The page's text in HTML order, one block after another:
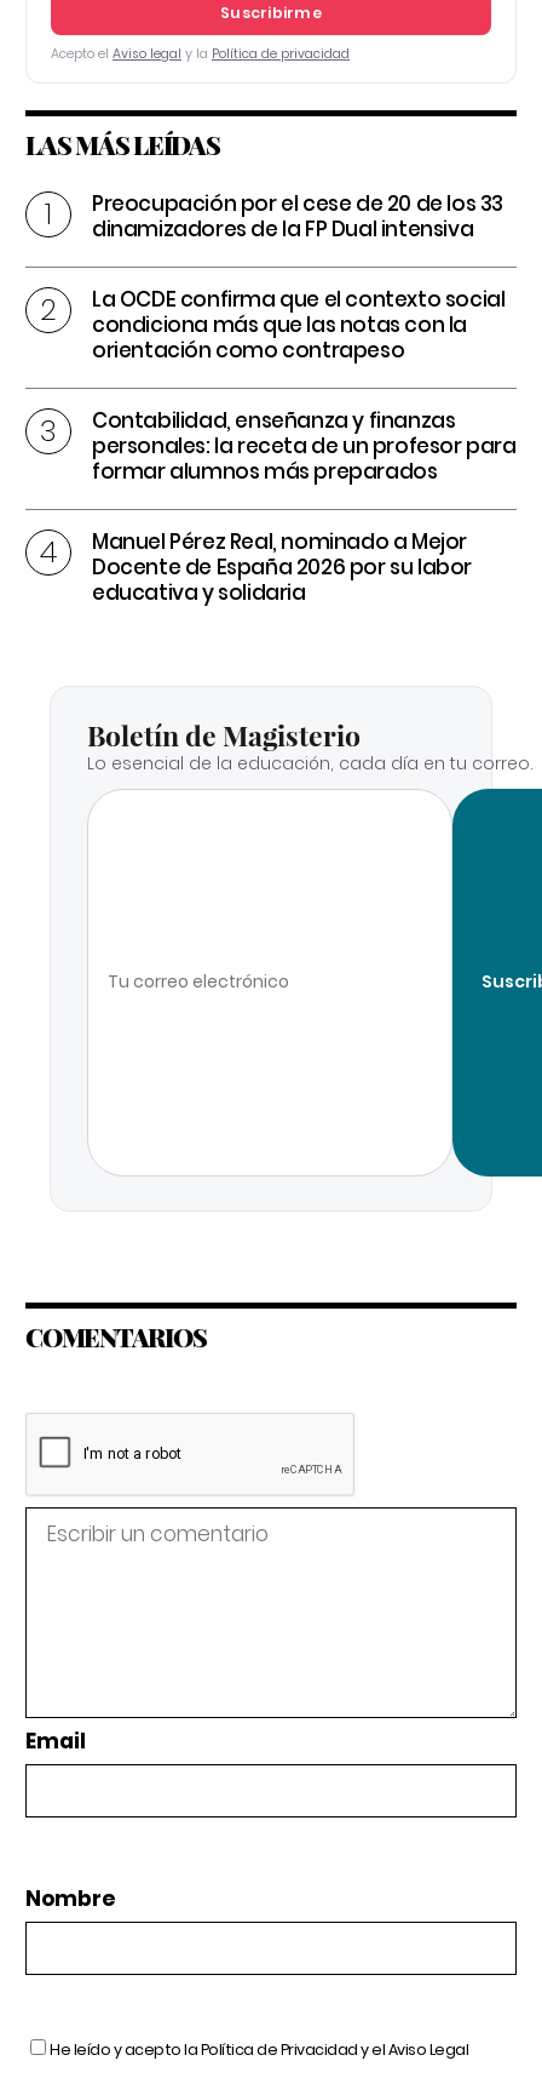
Suscribirme
Acepto el Aviso legal y la Política de privacidad
LAS MÁS LEÍDAS
Preocupación por el cese de 20 de los 33
dinamizadores de la FP Dual intensiva
La OCDE confirma que el contexto social
condiciona más que las notas con la
orientación como contrapeso
Contabilidad, enseñanza y finanzas
personales: la receta de un profesor para
formar alumnos más preparados
Manuel Pérez Real, nominado a Mejor
Docente de España 2026 por su labor
educativa y solidaria
Boletín de Magisterio
Lo esencial de la educación, cada día en tu correo.
COMENTARIOS
Email
Nombre
He leído y acepto laPolítica de Privacidady elAviso Legal